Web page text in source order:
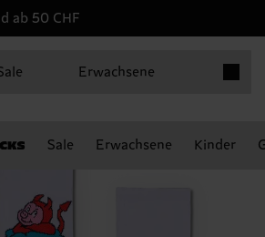
ab 50 CHF
Erwachsene
Sale Erwachsene Kinder